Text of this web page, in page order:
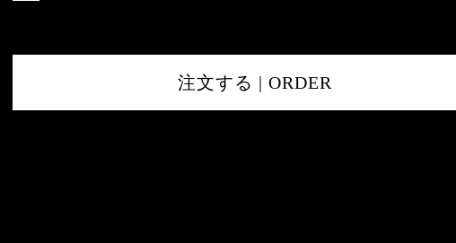
注文する | ORDER